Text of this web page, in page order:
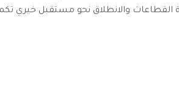
والانطلاق نحو مستقبل خيري